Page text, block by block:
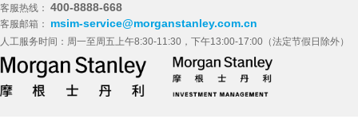
客服热线： 400-8888-668
客服邮箱： msim-service@morganstanley.com.cn
人工服务时间：周一至周五上午8:30-11:30，下午13:00-17:00（法定节假日除外）